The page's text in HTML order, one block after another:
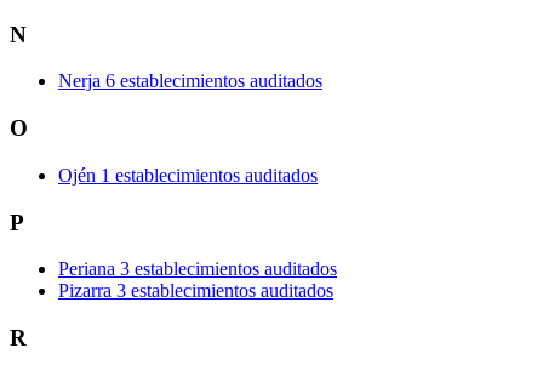
N
Nerja 6 establecimientos auditados
O
Ojén 1 establecimientos auditados
P
Periana 3 establecimientos auditados
Pizarra 3 establecimientos auditados
R